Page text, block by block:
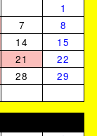
1
7
8
14
15
21
22
28
29